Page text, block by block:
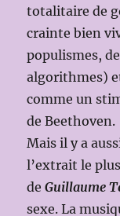
totalitaire de
crainte bien
populismes,
algorithmes)
comme un
de Beethoven.
Mais il y a
l’extrait le
deGuillaume
sexe. La